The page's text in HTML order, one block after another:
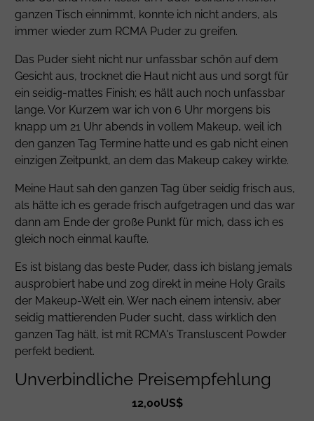
ganzen Tisch einnimmt, konnte ich nicht anders, als
immer wieder zum RCMA Puder zu greifen.
Das Puder sieht nicht nur unfassbar schön auf dem
Gesicht aus, trocknet die Haut nicht aus und sorgt für
ein seidig-mattes Finish; es hält auch noch unfassbar
lange. Vor Kurzem war ich von 6 Uhr morgens bis
knapp um 21 Uhr abends in vollem Makeup, weil ich
den ganzen Tag Termine hatte und es gab nicht einen
einzigen Zeitpunkt, an dem das Makeup cakey wirkte.
Meine Haut sah den ganzen Tag über seidig frisch aus,
als hätte ich es gerade frisch aufgetragen und das war
dann am Ende der große Punkt für mich, dass ich es
gleich noch einmal kaufte.
Es ist bislang das beste Puder, dass ich bislang jemals
ausprobiert habe und zog direkt in meine Holy Grails
der Makeup-Welt ein. Wer nach einem intensiv, aber
seidig mattierenden Puder sucht, dass wirklich den
ganzen Tag hält, ist mit RCMA's Transluscent Powder
perfekt bedient.
Unverbindliche Preisempfehlung
12,00US$